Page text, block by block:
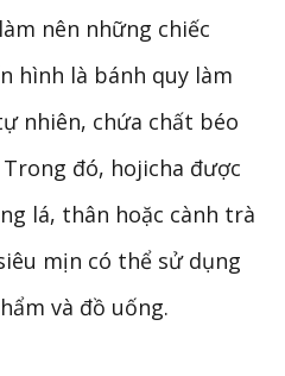
nên những chiếc
hình là bánh quy làm
nhiên, chứa chất béo
đó, hojicha được
lá, thân hoặc cành trà
mịn có thể sử dụng
và đồ uống.